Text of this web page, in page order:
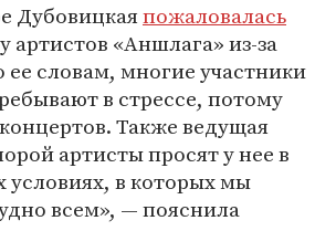
Дубовицкаяпожаловалась
артистов «Аншлага» из-за
словам, многие участники
в стрессе, потому
Также ведущая
артисты просят у нее в
условиях, в которых мы
всем», — пояснила